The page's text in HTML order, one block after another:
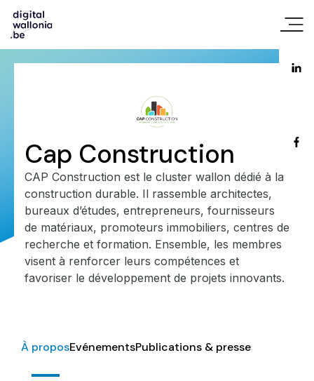
Cap Construction
CAP Construction est le cluster wallon dédié à la
construction durable. Il rassemble architectes,
bureaux d’études, entrepreneurs, fournisseurs
de matériaux, promoteurs immobiliers, centres de
recherche et formation. Ensemble, les membres
visent à renforcer leurs compétences et
favoriser le développement de projets innovants.
À proposEvénementsPublications & presse